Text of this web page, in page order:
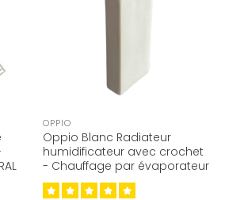
OPPIO
Oppio Blanc Radiateur
humidificateur avec crochet
- Chauffage par évaporateur
d'eau - Augmente l'humidité